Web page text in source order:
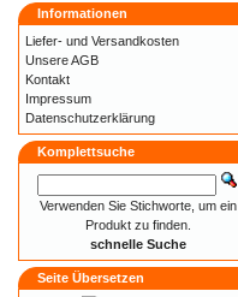
Informationen
Liefer- und Versandkosten
Unsere AGB
Kontakt
Impressum
Datenschutzerklärung
Komplettsuche
Verwenden Sie Stichworte, um ein
Produkt zu finden.
schnelle Suche
Seite Übersetzen